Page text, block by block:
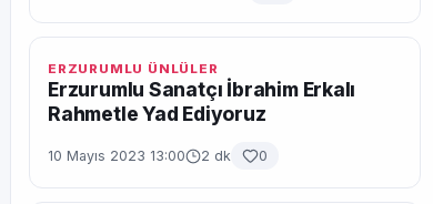
ERZURUMLU ÜNLÜLER
Erzurumlu Sanatçı İbrahim Erkalı
Rahmetle Yad Ediyoruz
10 Mayıs 2023 13:00 2 dk 0